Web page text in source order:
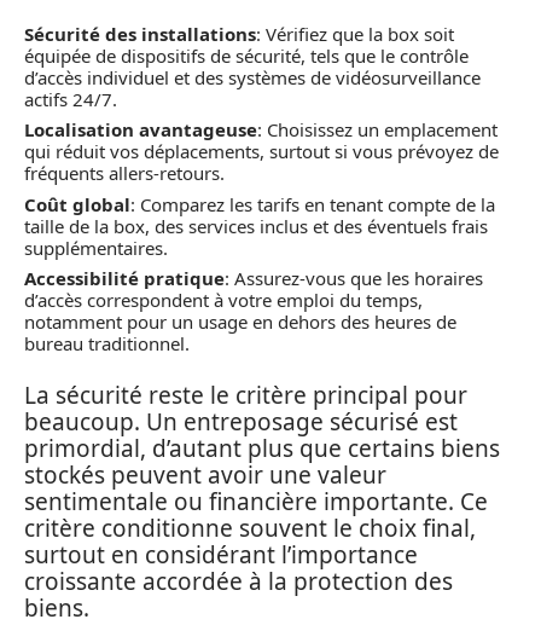
Sécurité des installations: Vérifiez que la box soit
équipée de dispositifs de sécurité, tels que le contrôle
d’accès individuel et des systèmes de vidéosurveillance
actifs 24/7.
Localisation avantageuse: Choisissez un emplacement
qui réduit vos déplacements, surtout si vous prévoyez de
fréquents allers-retours.
Coût global: Comparez les tarifs en tenant compte de la
taille de la box, des services inclus et des éventuels frais
supplémentaires.
Accessibilité pratique: Assurez-vous que les horaires
d’accès correspondent à votre emploi du temps,
notamment pour un usage en dehors des heures de
bureau traditionnel.
La sécurité reste le critère principal pour
beaucoup. Un entreposage sécurisé est
primordial, d’autant plus que certains biens
stockés peuvent avoir une valeur
sentimentale ou financière importante. Ce
critère conditionne souvent le choix final,
surtout en considérant l’importance
croissante accordée à la protection des
biens.